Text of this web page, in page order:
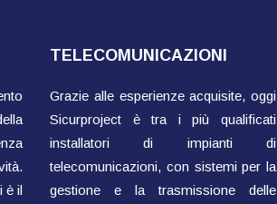
è il
TELECOMUNICAZIONI
Grazie alle esperienze acquisite, oggi
Sicurproject è tra i più qualificati
installatori di impianti di
telecomunicazioni, con sistemi per la
gestione e la trasmissione delle